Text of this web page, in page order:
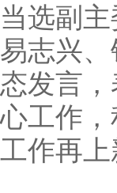
当选副
易志兴
态发言
心工作
工作再上